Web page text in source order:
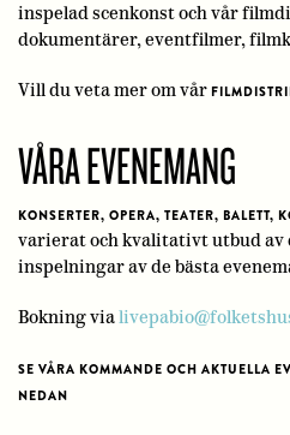
inspelad scenkonst och vår
dokumentärer, eventfilmer,
Vill du veta mer om vår
VÅRA EVENEMANG
KONSERTER, OPERA, TEATER, BALETT,
varierat och kvalitativt utbud
inspelningar av de bästa
Bokning via
SE VÅRA KOMMANDE OCH AKTUELLA
NEDAN